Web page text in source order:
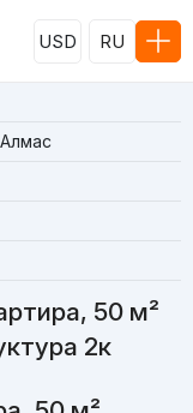
USD RU
Алмас
50 м²
2к